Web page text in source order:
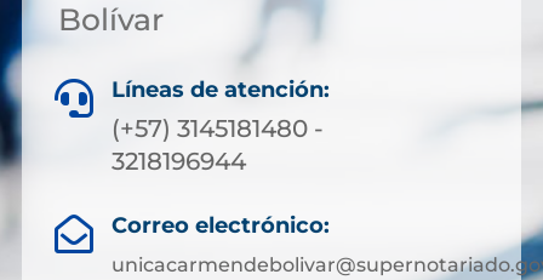
Bolívar
 Líneas de atención:
(+57) 3145181480 -
3218196944
 Correo electrónico: